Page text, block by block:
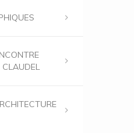
CLAUDEL